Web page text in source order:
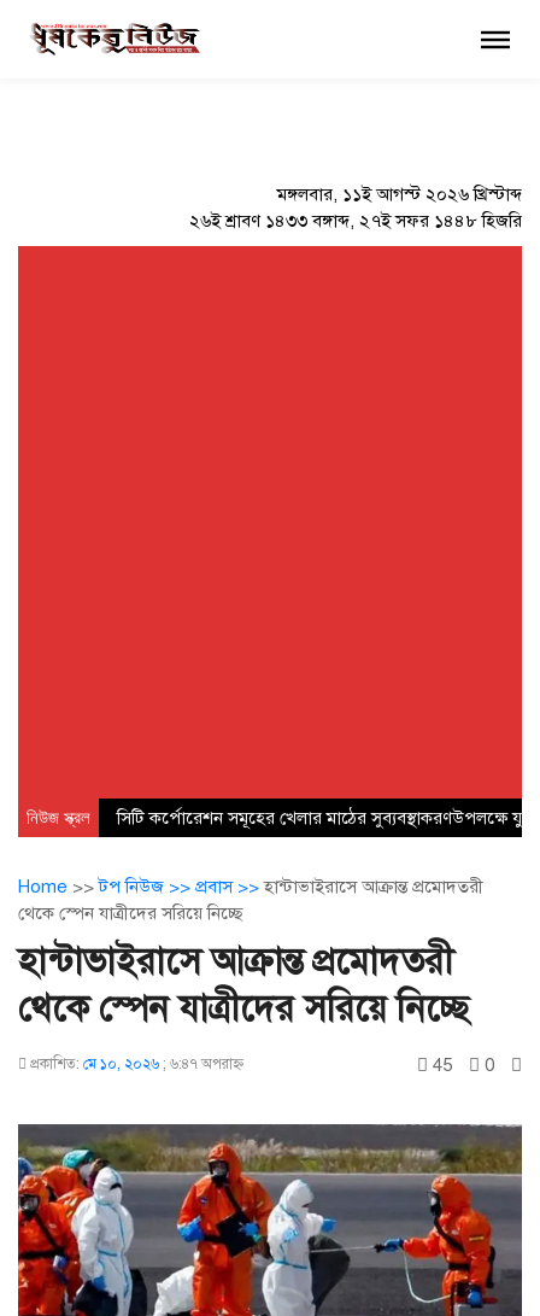
মঙ্গলবার, ১১ই আগস্ট ২০২৬ খ্রিস্টাব্দ
২৬ই শ্রাবণ ১৪৩৩ বঙ্গাব্দ, ২৭ই সফর ১৪৪৮ হিজরি
×
নিউজ স্ক্রল সিটি কর্পোরেশন সমূহের খেলার মাঠের সুব্যবস্থাকরণউপলক্ষে
Home >>টপ নিউজ >> প্রবাস >>হান্টাভাইরাসে আক্রান্ত প্রমোদতরী
থেকে স্পেন যাত্রীদের সরিয়ে নিচ্ছে
হান্টাভাইরাসে আক্রান্ত প্রমোদতরী
থেকে স্পেন যাত্রীদের সরিয়ে নিচ্ছে
প্রকাশিত: মে ১০, ২০২৬ ; ৬:৪৭ অপরাহ্ণ 45 0